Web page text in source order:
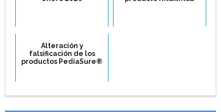
Alteración y
falsificación de los
productos PediaSure®